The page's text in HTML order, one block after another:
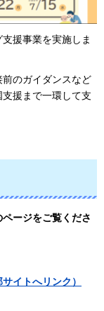
援事業を実施しま
のガイダンスなど
援まで一環して支
ページをご覧くださ
イトへリンク）